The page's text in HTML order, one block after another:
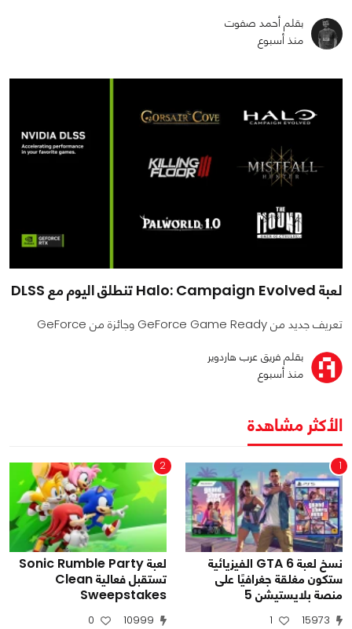
بقلم أحمد صفوت
منذ أسبوع
لعبة Halo: Campaign Evolved تنطلق اليوم مع DLSS
تعريف جديد من GeForce Game Ready وجائزة من GeForce
بقلم فريق عرب هاردوير
منذ أسبوع
الأكثر مشاهدة
1
نسخ لعبة GTA 6 الفيزيائية
ستكون مغلقة جغرافيًا على
منصة بلايستيشن 5
15973
1
2
لعبة Sonic Rumble Party
تستقبل فعالية Clean
Sweepstakes
10999
0